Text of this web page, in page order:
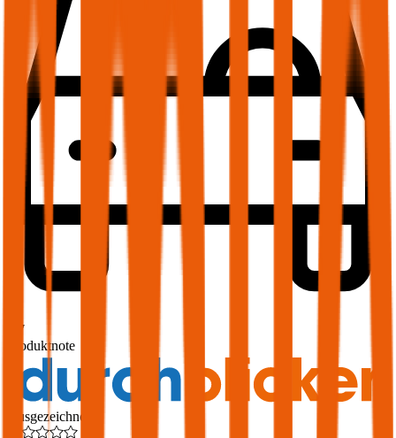
1,7
Produktnote
Ausgezeichnet